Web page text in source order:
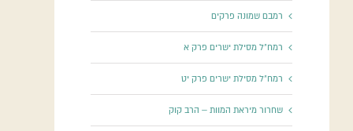
רמבם שמונה פרקים
רמח"ל מסילת ישרים פרק א
רמח"ל מסילת ישרים פרק יט
שחרור מיראת המוות – הרב קוק